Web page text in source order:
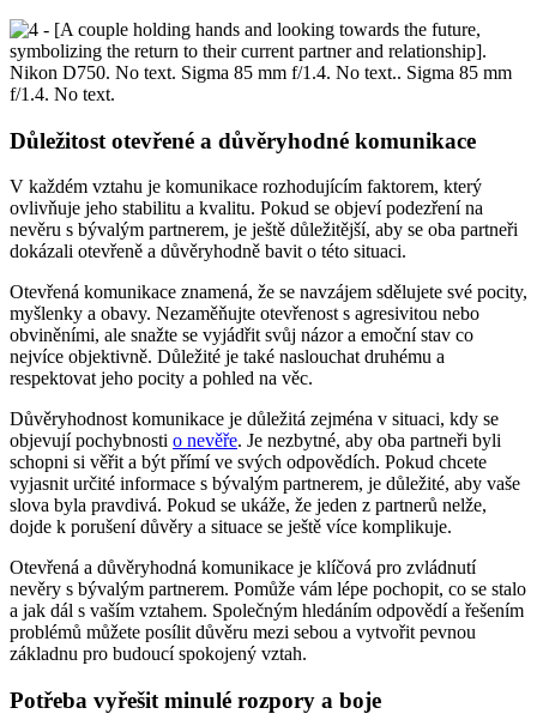
Důležitost otevřené a důvěryhodné komunikace
V každém vztahu je komunikace rozhodujícím faktorem, který
ovlivňuje jeho stabilitu a kvalitu. Pokud se objeví podezření na
nevěru s bývalým partnerem, je ještě důležitější, aby se oba partneři
dokázali otevřeně a důvěryhodně bavit o této situaci.
Otevřená komunikace znamená, že se navzájem sdělujete své pocity,
myšlenky a obavy. Nezaměňujte otevřenost s agresivitou nebo
obviněními, ale snažte se vyjádřit svůj názor a emoční stav co
nejvíce objektivně. Důležité je také naslouchat druhému a
respektovat jeho pocity a pohled na věc.
Důvěryhodnost komunikace je důležitá zejména v situaci, kdy se
objevují pochybnosti o nevěře. Je nezbytné, aby oba partneři byli
schopni si věřit a být přímí ve svých odpovědích. Pokud chcete
vyjasnit určité informace s bývalým partnerem, je důležité, aby vaše
slova byla pravdivá. Pokud se ukáže, že jeden z partnerů nelže,
dojde k porušení důvěry a situace se ještě více komplikuje.
Otevřená a důvěryhodná komunikace je klíčová pro zvládnutí
nevěry s bývalým partnerem. Pomůže vám lépe pochopit, co se stalo
a jak dál s vaším vztahem. Společným hledáním odpovědí a řešením
problémů můžete posílit důvěru mezi sebou a vytvořit pevnou
základnu pro budoucí spokojený vztah.
Potřeba vyřešit minulé rozpory a boje